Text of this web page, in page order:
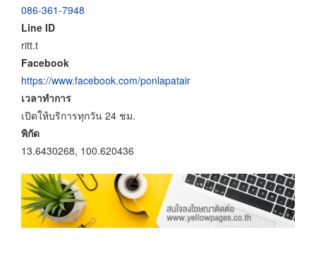
086-361-7948
Line ID
ritt.t
Facebook
https://www.facebook.com/ponlapatair
เวลาทำการ
เปิดให้บริการทุกวัน 24 ชม.
พิกัด
13.6430268, 100.620436